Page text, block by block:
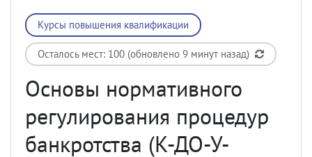
Курсы повышения квалификации
Осталось мест: 100 (обновлено 9 минут назад)
Основы нормативного
регулирования процедур
банкротства (К-ДО-У-